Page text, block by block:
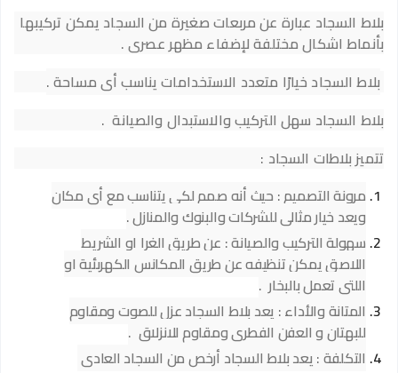
بلاط السجاد عبارة عن مربعات صغيرة من السجاد يمكن تركيبها
بأنماط اشكال مختلفة لإضفاء مظهر عصرى .
بلاط السجاد خيارًا متعدد الاستخدامات يناسب أى مساحة .
بلاط السجاد سهل التركيب والاستبدال والصيانة .
تتميز بلاطات السجاد :
مرونة التصميم : حيث أنه صمم لكى يتناسب مع أى مكان
ويعد خيار مثالى للشركات والبنوك والمنازل .
سهولة التركيب والصيانة : عن طريق الغرا او الشريط
اللاصق يمكن تنظيفه عن طريق المكانس الكهربئية او
اللتى تعمل بالبخار .
المتانة والأداء : يعد بلاط السجاد عزل للصوت ومقاوم
للبهتان و العفن الفطرى ومقاوم للانزلاق .
التكلفة : يعد بلاط السجاد أرخص من السجاد العادى